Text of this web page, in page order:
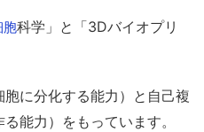
胞科学」と「3Dバイオプリ
に分化する能力）と自己複
能力）をもっています。